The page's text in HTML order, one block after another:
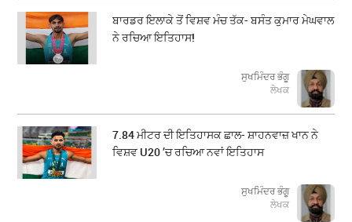
ਬਾਰਡਰ ਇਲਾਕੇ ਤੋਂ ਵਿਸ਼ਵ ਮੰਚ ਤੱਕ- ਬਸੰਤ ਕੁਮਾਰ ਮੇਘਵਾਲ
ਨੇ ਰਚਿਆ ਇਤਿਹਾਸ!
ਸੁਖਮਿੰਦਰ ਭੰਗੂ
ਲੇਖਕ
7.84 ਮੀਟਰ ਦੀ ਇਤਿਹਾਸਕ ਛਾਲ- ਸ਼ਾਹਨਵਾਜ਼ ਖਾਨ ਨੇ
ਵਿਸ਼ਵ U20 ’ਚ ਰਚਿਆ ਨਵਾਂ ਇਤਿਹਾਸ
ਸੁਖਮਿੰਦਰ ਭੰਗੂ
ਲੇਖਕ